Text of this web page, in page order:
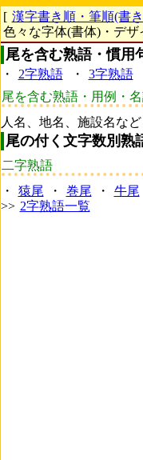
[ 漢字書き順・筆順(書
色々な字体(書体)・デザ
尾を含む熟語・慣用
・ 2字熟語 ・ 3字熟語
尾を含む熟語・用例・
人名、地名、施設名な
尾の付く文字数別熟
二字熟語
・
猿尾 ・ 巻尾 ・ 牛尾
>> 2字熟語一覧